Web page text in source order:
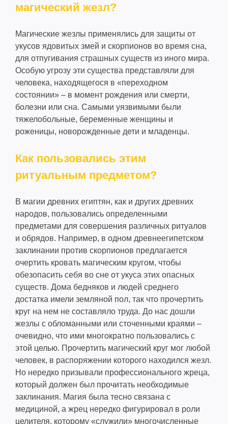
магический жезл?
Магические жезлы применялись для защиты от
укусов ядовитых змей и скорпионов во время сна,
для отпугивания страшных существ из иного мира.
Особую угрозу эти существа представляли для
человека, находящегося в «переходном
состоянии» – в момент рождения или смерти,
болезни или сна. Самыми уязвимыми были
тяжелобольные, беременные женщины и
роженицы, новорожденные дети и младенцы.
Как пользовались этим
ритуальным предметом?
В магии древних египтян, как и других древних
народов, пользовались определенными
предметами для совершения различных ритуалов
и обрядов. Например, в одном древнеегипетском
заклинании против скорпионов предлагается
очертить кровать магическим кругом, чтобы
обезопасить себя во сне от укуса этих опасных
существ. Дома бедняков и людей среднего
достатка имели земляной пол, так что прочертить
круг на нем не составляло труда. До нас дошли
жезлы с обломанными или сточенными краями –
очевидно, что ими многократно пользовались с
этой целью. Прочертить магический круг мог любой
человек, в распоряжении которого находился жезл.
Но нередко призывали профессионального жреца,
который должен был прочитать необходимые
заклинания. Магия была тесно связана с
медициной, а жрец нередко фигурировал в роли
целителя, которому «служили» многочисленные